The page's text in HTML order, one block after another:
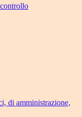
di amministrazione,